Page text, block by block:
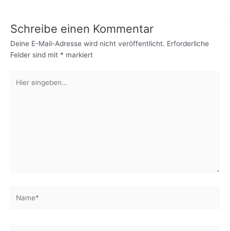
Schreibe einen Kommentar
Deine E-Mail-Adresse wird nicht veröffentlicht. Erforderliche
Felder sind mit * markiert
eingeben…